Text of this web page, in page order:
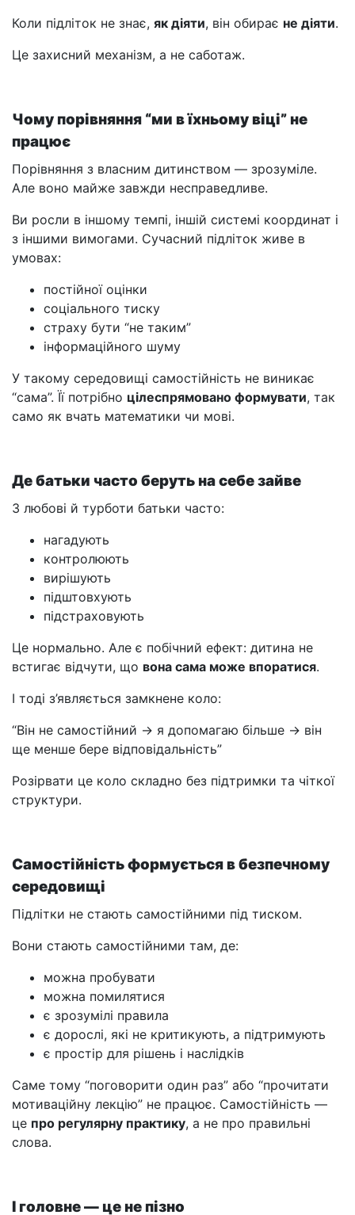
Коли підліток не знає, як діяти, він обирає не діяти.
Це захисний механізм, а не саботаж.
Чому порівняння “ми в їхньому віці” не
працює
Порівняння з власним дитинством — зрозуміле.
Але воно майже завжди несправедливе.
Ви росли в іншому темпі, іншій системі координат і
з іншими вимогами. Сучасний підліток живе в
умовах:
постійної оцінки
соціального тиску
страху бути “не таким”
інформаційного шуму
У такому середовищі самостійність не виникає
“сама”. Її потрібно цілеспрямовано формувати, так
само як вчать математики чи мові.
Де батьки часто беруть на себе зайве
З любові й турботи батьки часто:
нагадують
контролюють
вирішують
підштовхують
підстраховують
Це нормально. Але є побічний ефект: дитина не
встигає відчути, що вона сама може впоратися.
І тоді з’являється замкнене коло:
“Він не самостійний → я допомагаю більше → він
ще менше бере відповідальність”
Розірвати це коло складно без підтримки та чіткої
структури.
Самостійність формується в безпечному
середовищі
Підлітки не стають самостійними під тиском.
Вони стають самостійними там, де:
можна пробувати
можна помилятися
є зрозумілі правила
є дорослі, які не критикують, а підтримують
є простір для рішень і наслідків
Саме тому “поговорити один раз” або “прочитати
мотиваційну лекцію” не працює. Самостійність —
це про регулярну практику, а не про правильні
слова.
І головне — це не пізно